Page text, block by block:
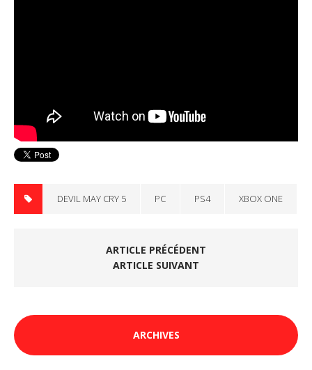
DEVIL MAY CRY 5 PC PS4 XBOX ONE
ARTICLE PRÉCÉDENT
ARTICLE SUIVANT
ARCHIVES